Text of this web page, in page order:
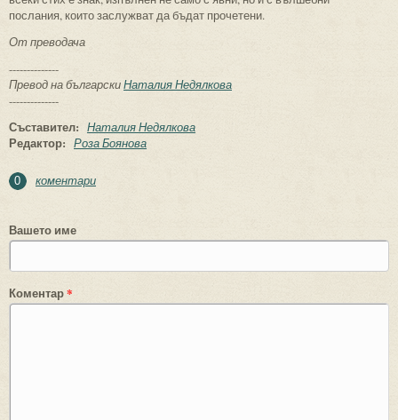
послания, които заслужват да бъдат прочетени.
От преводача
--------------
Превод на българскиНаталия Недялкова
--------------
Съставител: Наталия Недялкова
Редактор: Роза Боянова
0 коментари
Вашето име
Коментар*